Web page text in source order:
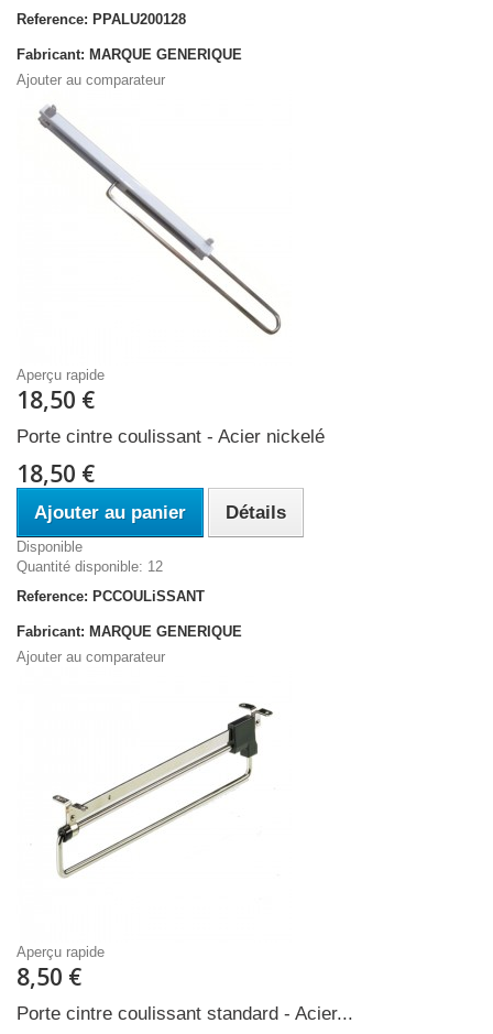
Reference: PPALU200128
Fabricant: MARQUE GENERIQUE
Ajouter au comparateur
Aperçu rapide
18,50 €
Porte cintre coulissant - Acier nickelé
18,50 €
Ajouter au panier Détails
Disponible
Quantité disponible: 12
Reference: PCCOULiSSANT
Fabricant: MARQUE GENERIQUE
Ajouter au comparateur
Aperçu rapide
8,50 €
Porte cintre coulissant standard - Acier...